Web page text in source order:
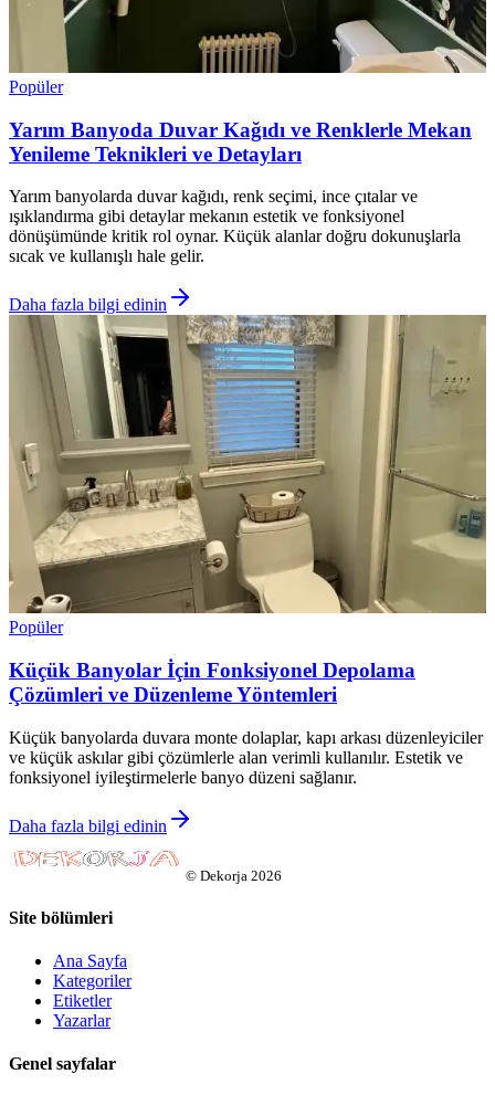
Popüler
Yarım Banyoda Duvar Kağıdı ve Renklerle Mekan
Yenileme Teknikleri ve Detayları
Yarım banyolarda duvar kağıdı, renk seçimi, ince çıtalar ve
ışıklandırma gibi detaylar mekanın estetik ve fonksiyonel
dönüşümünde kritik rol oynar. Küçük alanlar doğru dokunuşlarla
sıcak ve kullanışlı hale gelir.
Daha fazla bilgi edinin
Popüler
Küçük Banyolar İçin Fonksiyonel Depolama
Çözümleri ve Düzenleme Yöntemleri
Küçük banyolarda duvara monte dolaplar, kapı arkası düzenleyiciler
ve küçük askılar gibi çözümlerle alan verimli kullanılır. Estetik ve
fonksiyonel iyileştirmelerle banyo düzeni sağlanır.
Daha fazla bilgi edinin
© Dekorja 2026
Site bölümleri
Ana Sayfa
Kategoriler
Etiketler
Yazarlar
Genel sayfalar